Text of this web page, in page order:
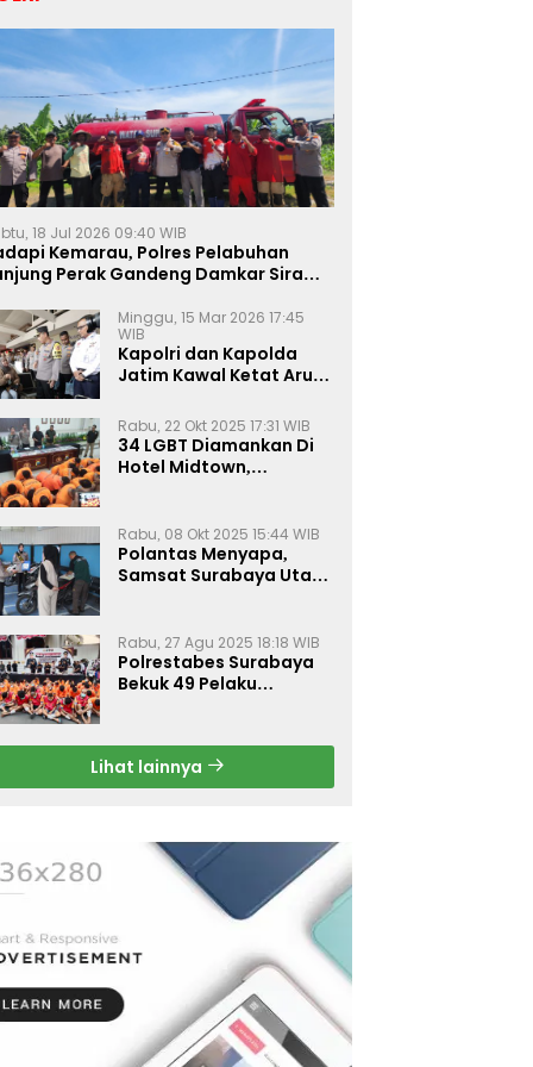
18 Jul 2026 09:40 WIB
Kemarau, Polres Pelabuhan
Perak Gandeng Damkar Siram
Minggu, 15 Mar 2026 17:45
WIB
Kapolri dan Kapolda
Jatim Kawal Ketat Arus
Rabu, 22 Okt 2025 17:31 WIB
34 LGBT Diamankan Di
Hotel Midtown,
Rabu, 08 Okt 2025 15:44 WIB
Polantas Menyapa,
Samsat Surabaya Utara
Rabu, 27 Agu 2025 18:18 WIB
Polrestabes Surabaya
Bekuk 49 Pelaku
Gratis
Lihat lainnya